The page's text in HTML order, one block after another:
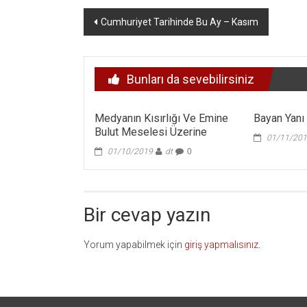
Yazı
Cumhuriyet Tarihinde Bu Ay – Kasım
Bunları da sevebilirsiniz
Medyanın Kısırlığı Ve Emine
Bulut Meselesi Üzerine
01/10/2019 dt 0
Bayan Yanı
01/11/
Bir cevap yazın
Yorum yapabilmek için giriş yapmalısınız